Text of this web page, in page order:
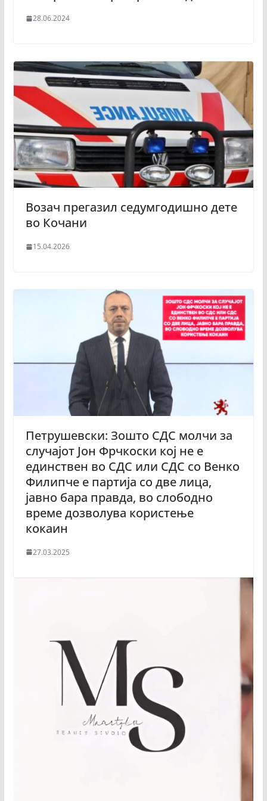
28.06.2024
Возач прегазил седумгодишно дете
во Кочани
15.04.2026
Петрушевски: Зошто СДС молчи за
случајот Јон Фрчкоски кој не е
единствен во СДС или СДС со Венко
Филипче е партија со две лица,
јавно бара правда, во слободно
време дозволува користење
кокаин
27.03.2025